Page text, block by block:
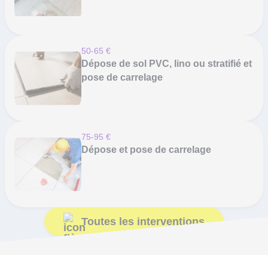
50-65 €
Dépose de sol PVC, lino ou stratifié et
pose de carrelage
75-95 €
Dépose et pose de carrelage
Toutes les interventions